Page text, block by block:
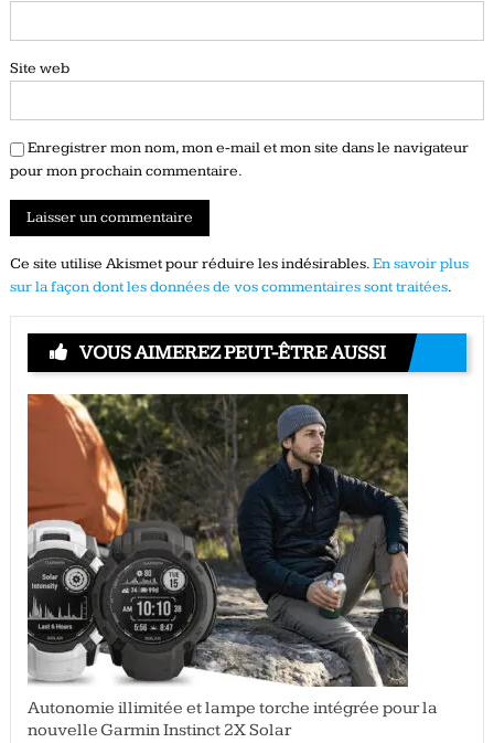
Site web
Enregistrer mon nom, mon e-mail et mon site dans le navigateur
pour mon prochain commentaire.
Ce site utilise Akismet pour réduire les indésirables.En savoir plus
sur la façon dont les données de vos commentaires sont traitées.
VOUS AIMEREZ PEUT-ÊTRE AUSSI
Autonomie illimitée et lampe torche intégrée pour la
nouvelle Garmin Instinct 2X Solar